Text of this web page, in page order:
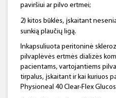
paviršiui ar pilvo ertmei;
2) kitos būklės, įskaitant
sunkią plaučių ligą.
Inkapsuliuota peritoninė
pilvaplėvės ertmės dializės
pacientams, vartojantiems
tirpalus, įskaitant ir kai kuriuos
Physioneal 40 Clear-Flex